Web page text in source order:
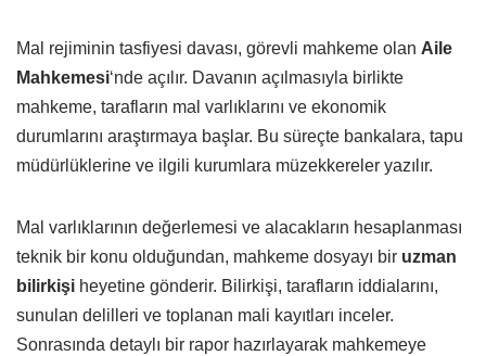
Mal rejiminin tasfiyesi davası, görevli mahkeme olan Aile
Mahkemesi‘nde açılır. Davanın açılmasıyla birlikte
mahkeme, tarafların mal varlıklarını ve ekonomik
durumlarını araştırmaya başlar. Bu süreçte bankalara, tapu
müdürlüklerine ve ilgili kurumlara müzekkereler yazılır.
Mal varlıklarının değerlemesi ve alacakların hesaplanması
teknik bir konu olduğundan, mahkeme dosyayı bir uzman
bilirkişi heyetine gönderir. Bilirkişi, tarafların iddialarını,
sunulan delilleri ve toplanan mali kayıtları inceler.
Sonrasında detaylı bir rapor hazırlayarak mahkemeye